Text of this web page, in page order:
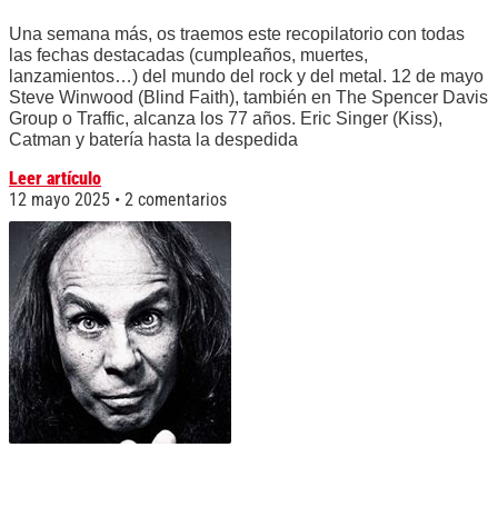
Una semana más, os traemos este recopilatorio con todas
las fechas destacadas (cumpleaños, muertes,
lanzamientos…) del mundo del rock y del metal. 12 de mayo
Steve Winwood (Blind Faith), también en The Spencer Davis
Group o Traffic, alcanza los 77 años. Eric Singer (Kiss),
Catman y batería hasta la despedida
Leer artículo
12 mayo 2025
2 comentarios